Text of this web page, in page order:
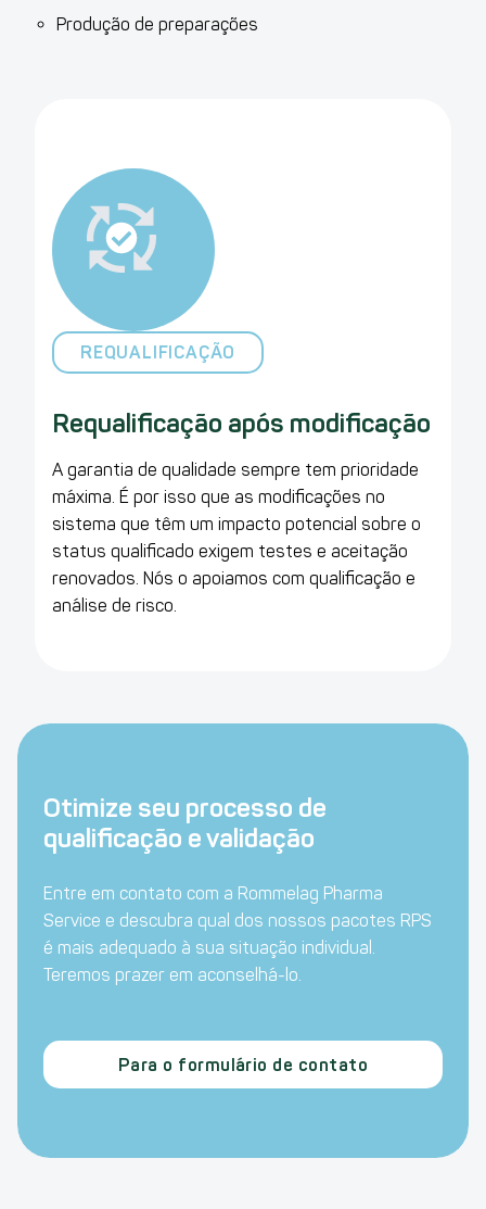
Produção de preparações
REQUALIFICAÇÃO
Requalificação após modificação
A garantia de qualidade sempre tem prioridade
máxima. É por isso que as modificações no
sistema que têm um impacto potencial sobre o
status qualificado exigem testes e aceitação
renovados. Nós o apoiamos com qualificação e
análise de risco.
Otimize seu processo de
qualificação e validação
Entre em contato com a Rommelag Pharma
Service e descubra qual dos nossos pacotes RPS
é mais adequado à sua situação individual.
Teremos prazer em aconselhá-lo.
Para o formulário de contato